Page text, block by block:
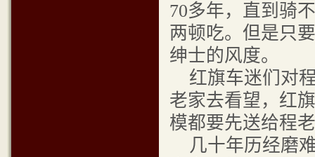
70多年，直到骑
两顿吃。但是只
绅士的风
红旗车迷们对
老家去看望，红
模都要先送给程
几十年历经磨